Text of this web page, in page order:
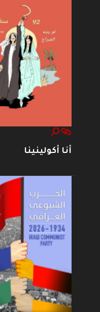
أنا أكولينينا